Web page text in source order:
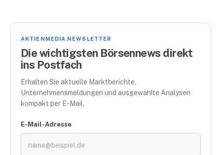
AKTIENMEDIA NEWSLETTER
Die wichtigsten Börsennews direkt
ins Postfach
Erhalten Sie aktuelle Marktberichte,
Unternehmensmeldungen und ausgewählte Analysen
kompakt per E-Mail.
E-Mail-Adresse